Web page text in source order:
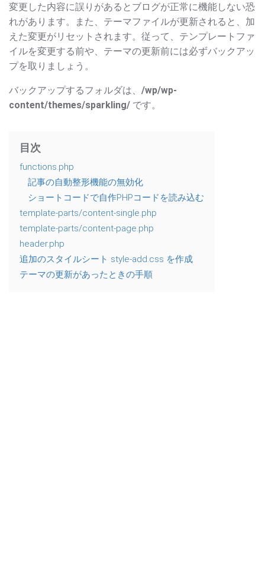
変更した内容に誤りがあるとブログが正常に機能しない恐
れがあります。また、テーマファイルが更新されると、加
えた変更がリセットされます。従って、テンプレートファ
イルを変更する前や、テーマの更新前には必ずバックアッ
プを取りましょう。
バックアップするフォルダは、 /wp/wp-
content/themes/sparkling/ です。
目次
functions.php
記事の自動整形機能の無効化
ショートコードで自作PHPコードを読み込む
template-parts/content-single.php
template-parts/content-page.php
header.php
追加のスタイルシート style-add.css を作成
テーマの更新があったときの手順